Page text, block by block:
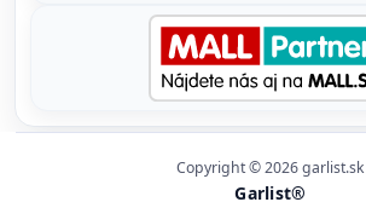
Copyright © 2026 garlist.sk